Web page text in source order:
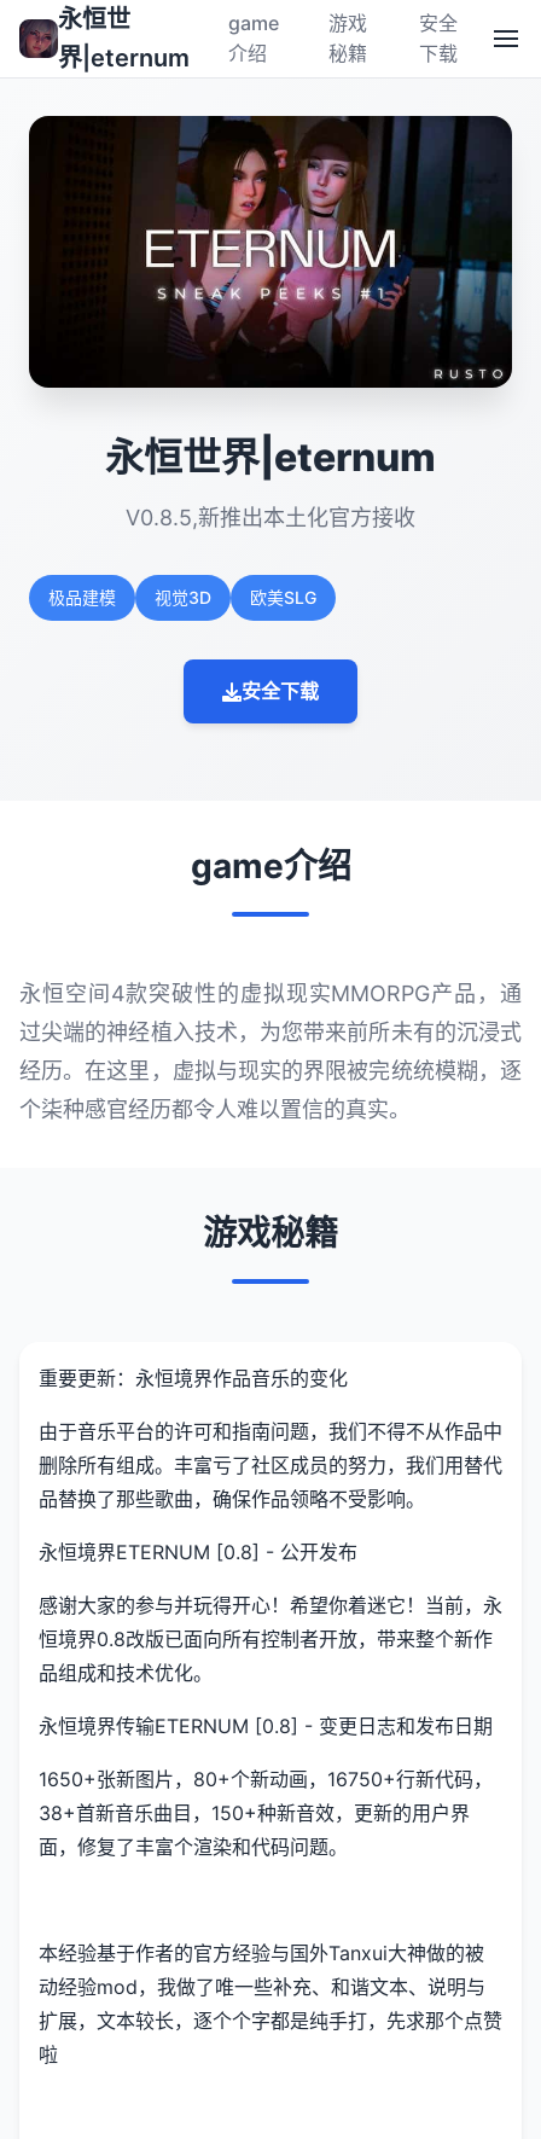
永恒世
界|eternum
game
介绍
游戏
秘籍
安全
下载
永恒世界|eternum
V0.8.5,新推出本土化官方接收
极品建模 视觉3D 欧美SLG
安全下载
game介绍
永恒空间4款突破性的虚拟现实MMORPG产品，通
过尖端的神经植入技术，为您带来前所未有的沉浸式
经历。在这里，虚拟与现实的界限被完统统模糊，逐
个柒种感官经历都令人难以置信的真实。
游戏秘籍
重要更新：永恒境界作品音乐的变化
由于音乐平台的许可和指南问题，我们不得不从作品中
删除所有组成。丰富亏了社区成员的努力，我们用替代
品替换了那些歌曲，确保作品领略不受影响。
永恒境界ETERNUM [0.8] - 公开发布
感谢大家的参与并玩得开心！希望你着迷它！当前，永
恒境界0.8改版已面向所有控制者开放，带来整个新作
品组成和技术优化。
永恒境界传输ETERNUM [0.8] - 变更日志和发布日期
1650+张新图片，80+个新动画，16750+行新代码，
38+首新音乐曲目，150+种新音效，更新的用户界
面，修复了丰富个渲染和代码问题。
本经验基于作者的官方经验与国外Tanxui大神做的被
动经验mod，我做了唯一些补充、和谐文本、说明与
扩展，文本较长，逐个个字都是纯手打，先求那个点赞
啦